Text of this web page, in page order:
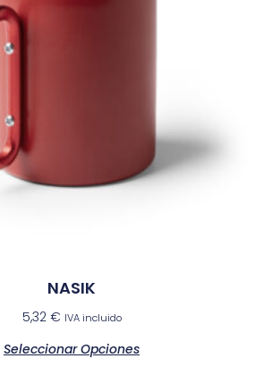
NASIK
5,32 € IVA incluido
Seleccionar Opciones